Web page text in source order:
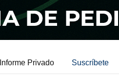
Informe Privado Suscríbete